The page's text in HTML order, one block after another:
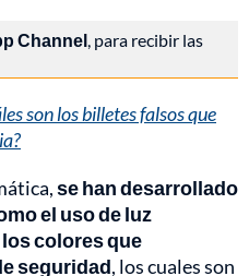
Channel, para recibir las
son los billetes falsos que
se han desarrollado
el uso de luz
colores que
seguridad, los cuales son